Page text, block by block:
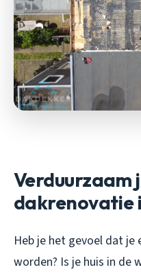
Verduurzaam
dakrenovatie
Heb je het gevoel dat
worden? Is je huis in de